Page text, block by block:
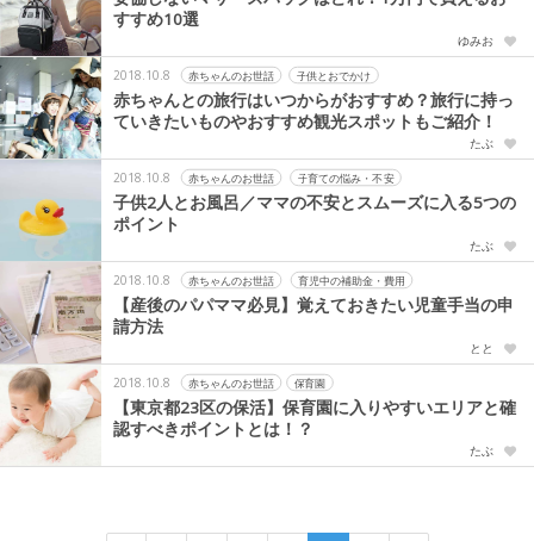
すすめ10選
ゆみお
2018.10.8 赤ちゃんのお世話 子供とおでかけ
赤ちゃんとの旅行はいつからがおすすめ？旅行に持っ
ていきたいものやおすすめ観光スポットもご紹介！
たぶ
2018.10.8 赤ちゃんのお世話 子育ての悩み・不安
子供2人とお風呂／ママの不安とスムーズに入る5つの
ポイント
たぶ
2018.10.8 赤ちゃんのお世話 育児中の補助金・費用
【産後のパパママ必見】覚えておきたい児童手当の申
請方法
とと
2018.10.8 赤ちゃんのお世話 保育園
【東京都23区の保活】保育園に入りやすいエリアと確
認すべきポイントとは！？
たぶ